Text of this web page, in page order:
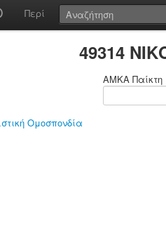
Περί
49314
ΑΜΚΑ Παίκτη
Ομοσπονδία